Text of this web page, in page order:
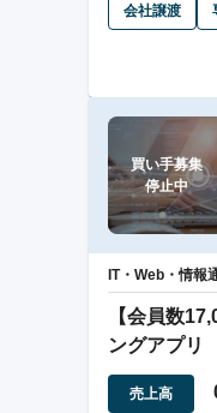
会社譲渡
買い手募集
停止中
IT・Web・情報
【会員数
ングアプリ
売上高